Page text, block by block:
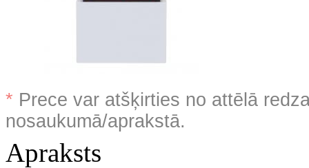
* Prece var atšķirties no attēlā
nosaukumā/aprakstā.
Apraksts